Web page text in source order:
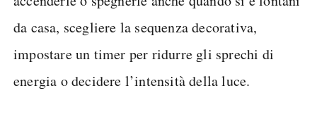
da casa, scegliere la sequenza decorativa,
impostare un timer per ridurre gli sprechi di
energia o decidere l’intensità della luce.